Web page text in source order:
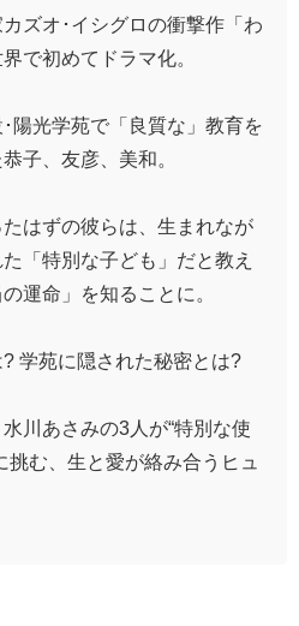
ズオ･イシグロの衝撃作「わ
で初めてドラマ化。
陽光学苑で「良質な」教育を
子、友彦、美和。
たはずの彼らは、生まれなが
「特別な子ども」だと教え
運命」を知ることに。
学苑に隠された秘密とは?
川あさみの3人が“特別な使
挑む、生と愛が絡み合うヒュ